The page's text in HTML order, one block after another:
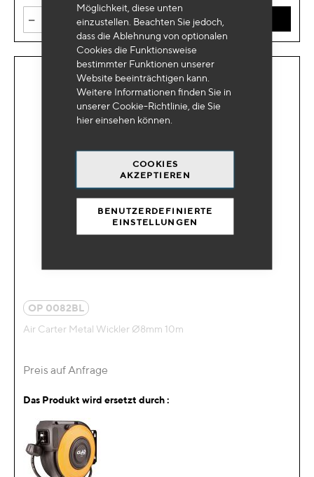
Möglichkeit, diese unten
einzustellen. Beachten Sie jedoch,
dass die Ablehnung von optionalen
Cookies die Funktionsweise
bestimmter Funktionen unserer
Website beeinträchtigen kann.
Weitere Informationen finden Sie in
unserer Cookie-Richtlinie, die Sie
hiereinsehen können.
COOKIES
AKZEPTIEREN
BENUTZERDEFINIERTE
EINSTELLUNGEN
- IN DEN WARENKORB
OP 0082BL
Air Carter Metal Wickler Ø8mm 10m
Preis auf Anfrage
Das Produkt wird ersetzt durch :